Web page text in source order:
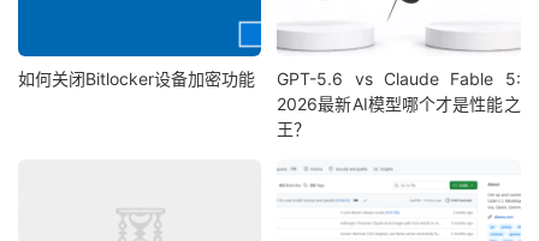
如何关闭Bitlocker设备加密功能
GPT-5.6 vs Claude Fable 5:
2026最新AI模型哪个才是性能之
王？